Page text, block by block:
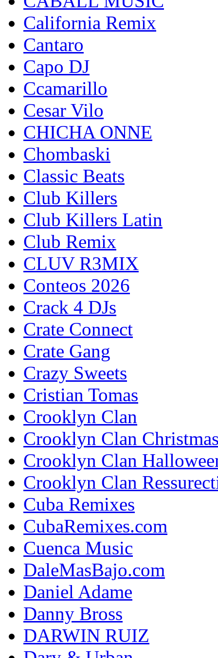
California Remix
Cantaro
Capo DJ
Ccamarillo
Cesar Vilo
CHICHA ONNE
Chombaski
Classic Beats
Club Killers
Club Killers Latin
Club Remix
CLUV R3MIX
Conteos 2026
Crack 4 DJs
Crate Connect
Crate Gang
Crazy Sweets
Cristian Tomas
Crooklyn Clan
Crooklyn Clan
Crooklyn Clan
Crooklyn Clan
Cuba Remixes
CubaRemixes.com
Cuenca Music
DaleMasBajo.com
Daniel Adame
Danny Bross
DARWIN RUIZ